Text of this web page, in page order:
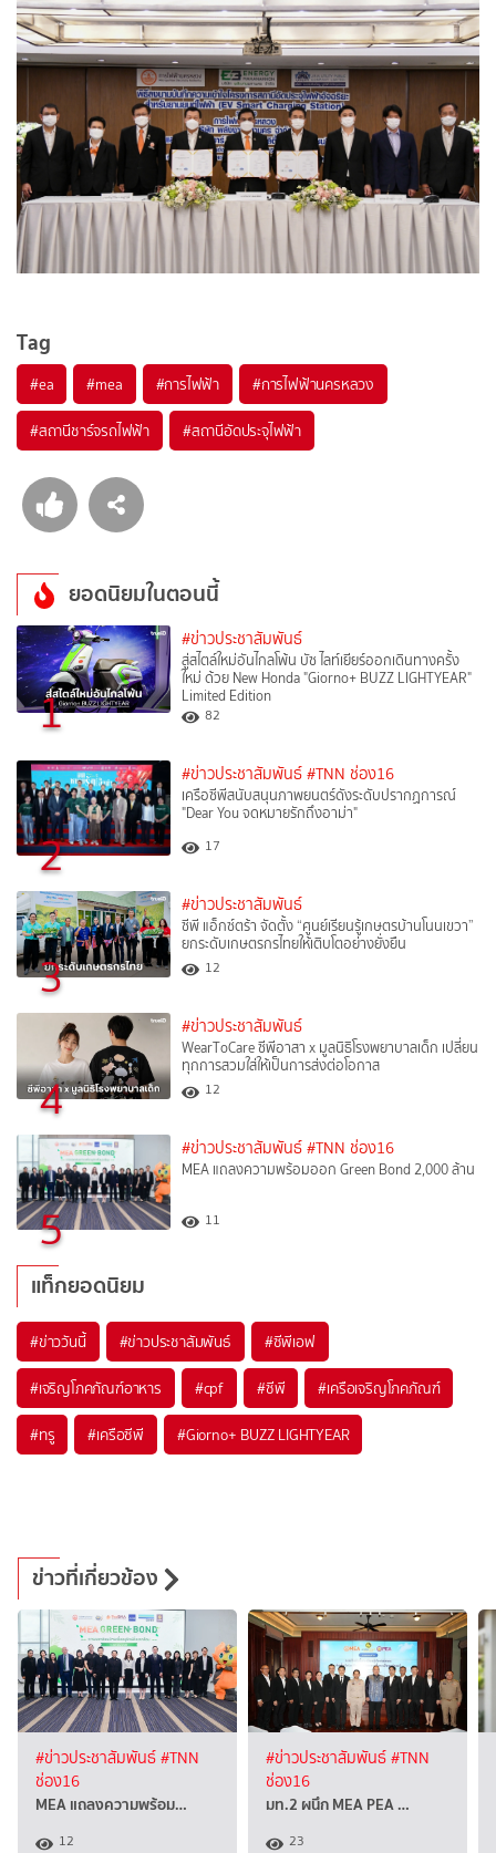
Tag
#ea #mea #การไฟฟ้า #การไฟฟ้านครหลวง
#สถานีชาร์จรถไฟฟ้า #สถานีอัดประจุไฟฟ้า
ยอดนิยมในตอนนี้
1
#ข่าวประชาสัมพันธ์
สู่สไตล์ใหม่อันไกลโพ้น บัซ ไลท์เยียร์ออกเดินทางครั้ง
ใหม่ ด้วย New Honda "Giorno+ BUZZ LIGHTYEAR"
Limited Edition
82
2
#ข่าวประชาสัมพันธ์ #TNN ช่อง16
เครือซีพีสนับสนุนภาพยนตร์ดังระดับปรากฏการณ์
"Dear You จดหมายรักถึงอาม่า"
17
3
#ข่าวประชาสัมพันธ์
ซีพี แอ็กซ์ตร้า จัดตั้ง “ศูนย์เรียนรู้เกษตรบ้านโนนเขวา”
ยกระดับเกษตรกรไทยให้เติบโตอย่างยั่งยืน
12
4
#ข่าวประชาสัมพันธ์
WearToCare ซีพีอาสา x มูลนิธิโรงพยาบาลเด็ก เปลี่ยน
ทุกการสวมใส่ให้เป็นการส่งต่อโอกาส
12
5
#ข่าวประชาสัมพันธ์ #TNN ช่อง16
MEA แถลงความพร้อมออก Green Bond 2,000 ล้าน
11
แท็กยอดนิยม
#ข่าววันนี้ #ข่าวประชาสัมพันธ์ #ซีพีเอฟ
#เจริญโภคภัณฑ์อาหาร #cpf #ซีพี #เครือเจริญโภคภัณฑ์
#ทรู #เครือซีพี #Giorno+ BUZZ LIGHTYEAR
ข่าวที่เกี่ยวข้อง
#ข่าวประชาสัมพันธ์#TNN
ช่อง16
MEA แถลงความพร้อม…
12
#ข่าวประชาสัมพันธ์#TNN
ช่อง16
มท.2 ผนึก MEA PEA …
23